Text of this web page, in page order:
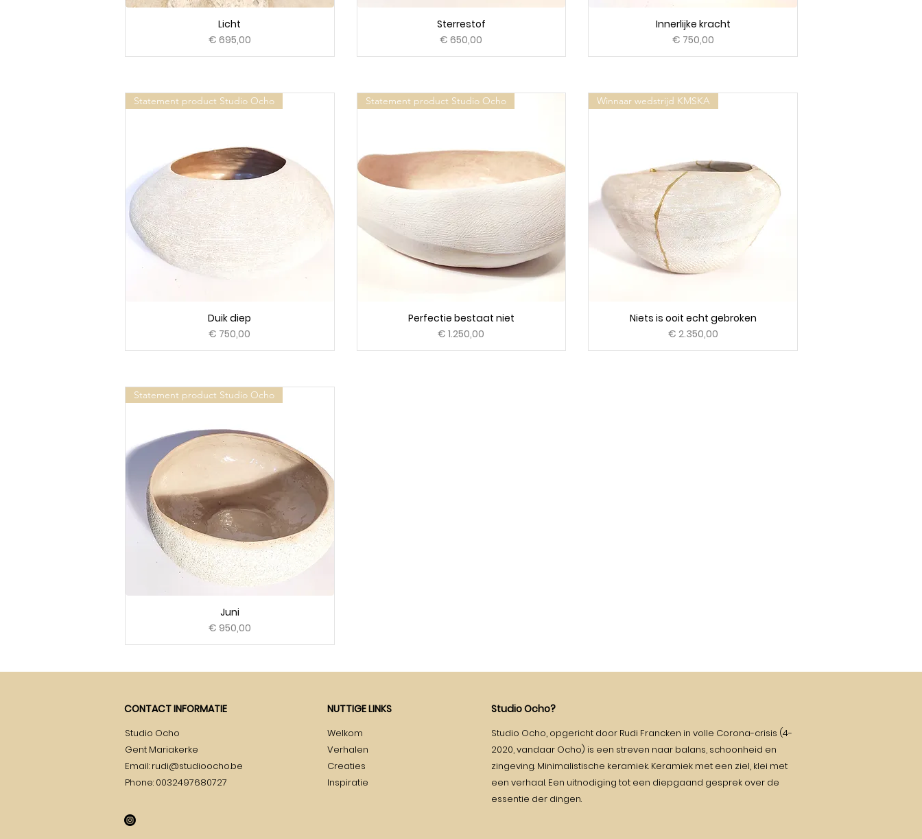
Licht
Prijs
€ 695,00
Sterrestof
Prijs
€ 650,00
Innerlijke kracht
Prijs
€ 750,00
Statement product Studio Ocho
Duik diep
Prijs
€ 750,00
Statement product Studio Ocho
Perfectie bestaat niet
Prijs
€ 1.250,00
Winnaar wedstrijd KMSKA
Niets is ooit echt gebroken
Prijs
€ 2.350,00
Statement product Studio Ocho
Juni
Prijs
€ 950,00
CONTACT INFORMATIE
Studio Ocho
Gent Mariakerke
Email: rudi@studioocho.be
Phone: 0032497680727
Studio Ocho?
Studio Ocho, opgericht door Rudi Francken in volle Corona-crisis (4-
2020, vandaar Ocho) is een streven naar balans, schoonheid en
zingeving. Minimalistische keramiek. Keramiek met een ziel, klei met
een verhaal. Een uitnodiging tot een diepgaand gesprek over de
essentie der dingen.
NUTTIGE LINKS
Welkom
Verhalen
Creaties
Inspiratie